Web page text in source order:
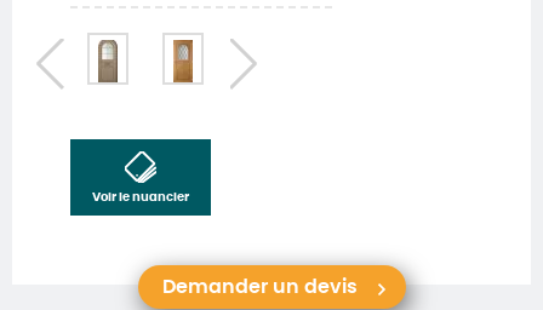
Voir le nuancier
Demander un devis